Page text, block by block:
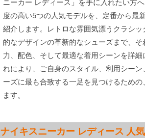
ニーカー レディース」を手に入れたい方
度の高い5つの人気モデルを、定番から最
紹介します。レトロな雰囲気漂うクラシ
的なデザインの革新的なシューズまで、
力、配色、そして最適な着用シーンを詳
れにより、ご自身のスタイル、利用シー
ーズに最も合致する一足を見つけるため
ます。
ナイキスニーカー レディース 人